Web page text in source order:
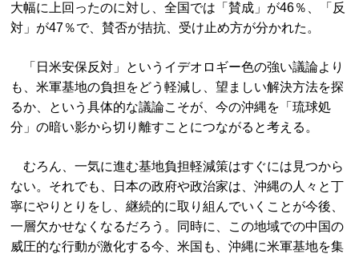
大幅に上回ったのに対し、全国では「賛成」が46％、「反
対」が47％で、賛否が拮抗、受け止め方が分かれた。
「日米安保反対」というイデオロギー色の強い議論より
も、米軍基地の負担をどう軽減し、望ましい解決方法を探
るか、という具体的な議論こそが、今の沖縄を「琉球処
分」の暗い影から切り離すことにつながると考える。
むろん、一気に進む基地負担軽減策はすぐには見つから
ない。それでも、日本の政府や政治家は、沖縄の人々と丁
寧にやりとりをし、継続的に取り組んでいくことが今後、
一層欠かせなくなるだろう。同時に、この地域での中国の
威圧的な行動が激化する今、米国も、沖縄に米軍基地を集